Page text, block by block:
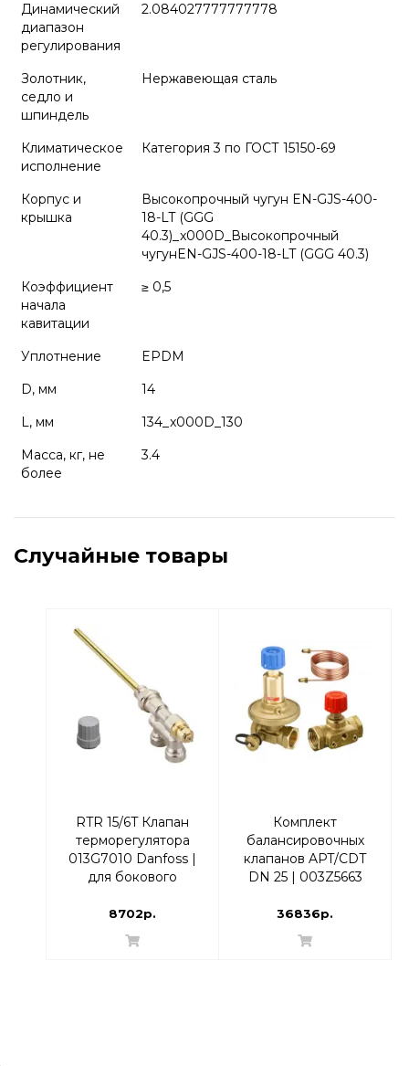
Динамический
диапазон
регулирования
2.084027777777778
Золотник,
седло и
шпиндель
Нержавеющая сталь
Климатическое
исполнение
Категория 3 по ГОСТ 15150-69
Корпус и
крышка
Высокопрочный чугун EN-GJS-400-
18-LT (GGG
40.3)_x000D_Высокопрочный
чугунEN-GJS-400-18-LT (GGG 40.3)
Коэффициент
начала
кавитации
≥ 0,5
Уплотнение
EPDM
D, мм
14
L, мм
134_x000D_130
Масса, кг, не
более
3.4
Случайные товары
RTR 15/6T Клапан
терморегулятора
013G7010 Danfoss |
для бокового
8702р.
Комплект
балансировочных
клапанов APT/CDT
DN 25 | 003Z5663
36836р.